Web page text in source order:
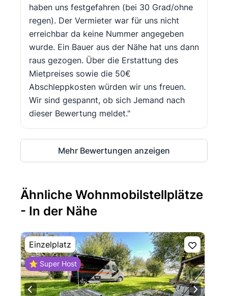
haben uns festgefahren (bei 30 Grad/ohne
regen). Der Vermieter war für uns nicht
erreichbar da keine Nummer angegeben
wurde. Ein Bauer aus der Nähe hat uns dann
raus gezogen. Über die Erstattung des
Mietpreises sowie die 50€
Abschleppkosten würden wir uns freuen.
Wir sind gespannt, ob sich Jemand nach
dieser Bewertung meldet."
Mehr Bewertungen anzeigen
Ähnliche Wohnmobilstellplätze
- In der Nähe
Einzelplatz
⭐ Super Host